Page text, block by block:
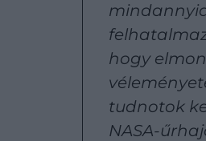
hogy
tudnotok
NASA-